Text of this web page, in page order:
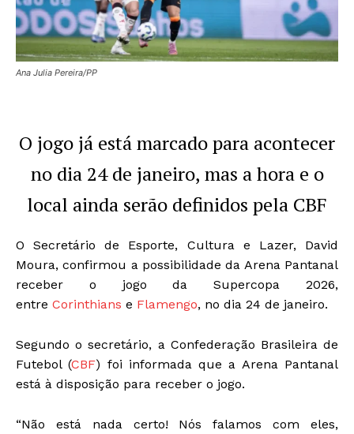
Ana Julia Pereira/PP
O jogo já está marcado para acontecer
no dia 24 de janeiro, mas a hora e o
local ainda serão definidos pela CBF
O Secretário de Esporte, Cultura e Lazer, David
Moura, confirmou a possibilidade da Arena Pantanal
receber o jogo da Supercopa 2026,
entre Corinthians e Flamengo, no dia 24 de janeiro.
Segundo o secretário, a Confederação Brasileira de
Futebol (CBF) foi informada que a Arena Pantanal
está à disposição para receber o jogo.
“Não está nada certo! Nós falamos com eles,